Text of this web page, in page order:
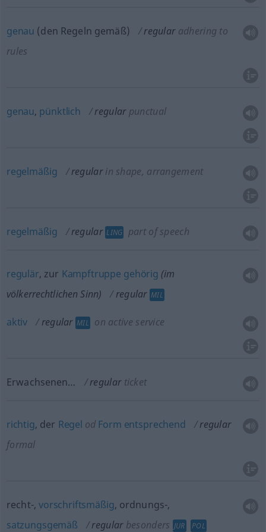
genau (den Regeln gemäß) regular adhering to
rules
genau, pünktlich regular punctual
regelmäßig regular in shape, arrangement
regelmäßig regular LING part of speech
regulär, zur Kampftruppe gehörig (im
völkerrechtlichen Sinn)
regular MIL
aktiv regular MIL on active service
Erwachsenen… regular ticket
richtig, der Regel od Form entsprechend
regular
formal
recht-,vorschriftsmäßig, ordnungs-,
satzungsgemäß
regular besonders JUR POL